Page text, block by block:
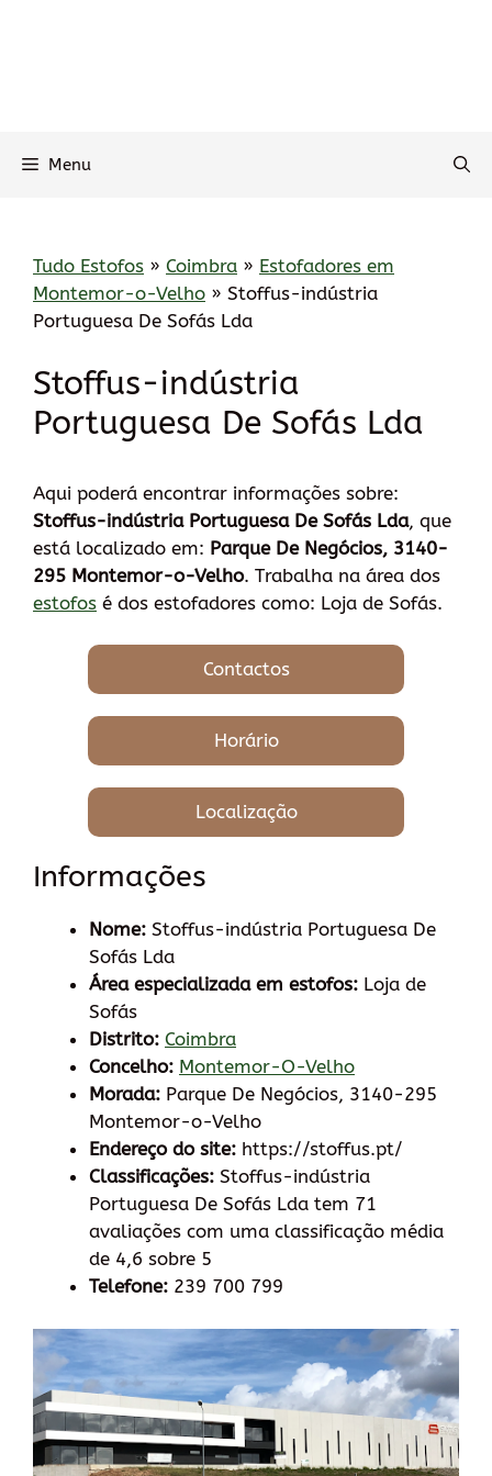
Menu
Tudo Estofos » Coimbra » Estofadores em
Montemor-o-Velho » Stoffus-indústria
Portuguesa De Sofás Lda
Stoffus-indústria
Portuguesa De Sofás Lda
Aqui poderá encontrar informações sobre:
Stoffus-indústria Portuguesa De Sofás Lda, que
está localizado em: Parque De Negócios, 3140-
295 Montemor-o-Velho. Trabalha na área dos
estofos é dos estofadores como: Loja de Sofás.
Contactos
Horário
Localização
Informações
Nome: Stoffus-indústria Portuguesa De
Sofás Lda
Área especializada em estofos: Loja de
Sofás
Distrito: Coimbra
Concelho: Montemor-O-Velho
Morada: Parque De Negócios, 3140-295
Montemor-o-Velho
Endereço do site: https://stoffus.pt/
Classificações: Stoffus-indústria
Portuguesa De Sofás Lda tem 71
avaliações com uma classificação média
de 4,6 sobre 5
Telefone: 239 700 799